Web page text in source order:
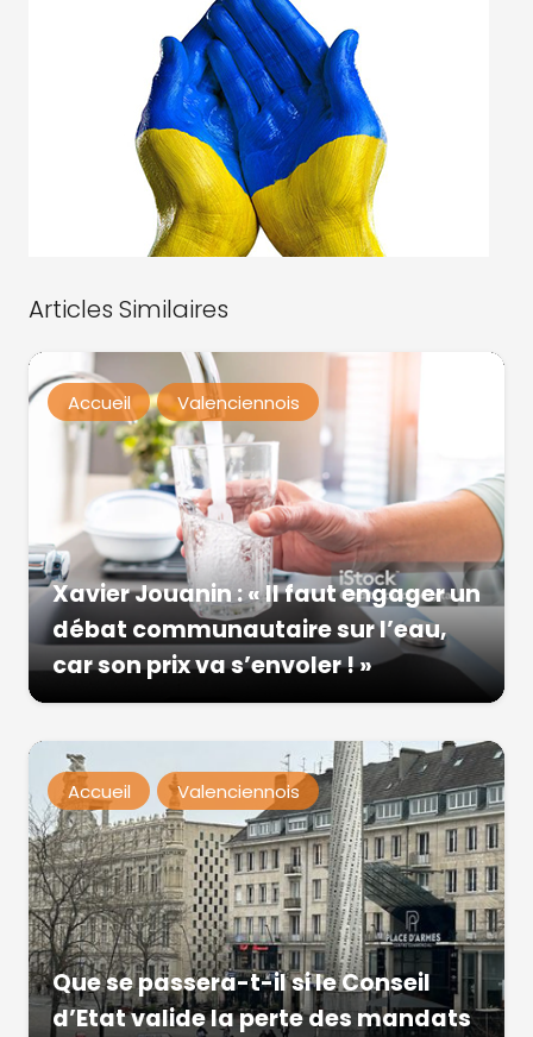
Articles Similaires
Accueil Valenciennois
Xavier Jouanin : « Il faut engager un
débat communautaire sur l’eau,
car son prix va s’envoler ! »
Accueil Valenciennois
Que se passera-t-il si le Conseil
d’Etat valide la perte des mandats